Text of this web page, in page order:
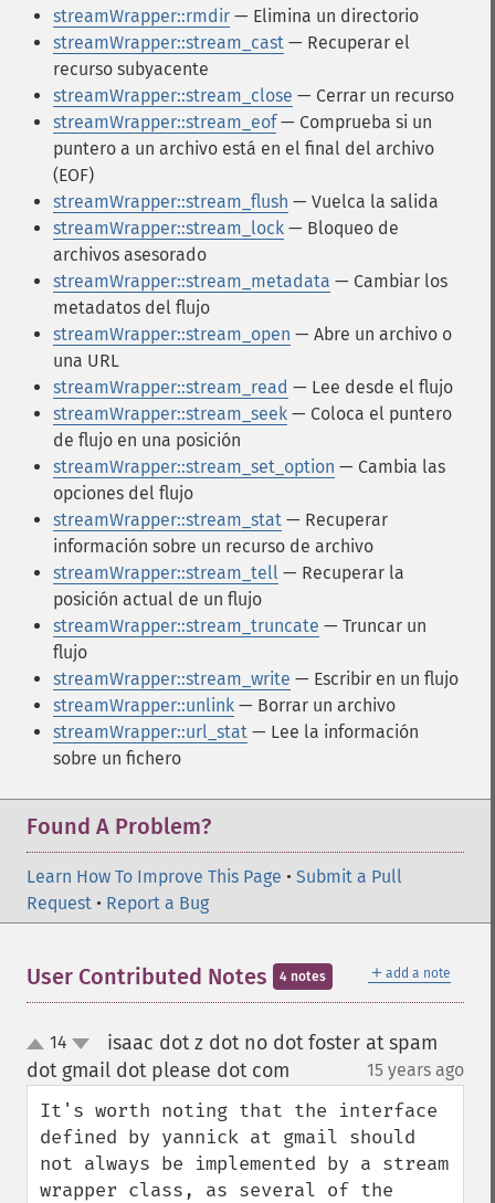
streamWrapper::rmdir — Elimina un directorio
streamWrapper::stream_cast — Recuperar el
recurso subyacente
streamWrapper::stream_close — Cerrar un recurso
streamWrapper::stream_eof— Comprueba si un
puntero a un archivo está en el final del archivo
(EOF)
streamWrapper::stream_flush — Vuelca la salida
streamWrapper::stream_lock — Bloqueo de
archivos asesorado
streamWrapper::stream_metadata — Cambiar los
metadatos del flujo
streamWrapper::stream_open — Abre un archivo o
una URL
streamWrapper::stream_read — Lee desde el flujo
streamWrapper::stream_seek — Coloca el puntero
de flujo en una posición
streamWrapper::stream_set_option — Cambia las
opciones del flujo
streamWrapper::stream_stat — Recuperar
información sobre un recurso de archivo
streamWrapper::stream_tell — Recuperar la
posición actual de un flujo
streamWrapper::stream_truncate — Truncar un
flujo
streamWrapper::stream_write — Escribir en un flujo
streamWrapper::unlink — Borrar un archivo
streamWrapper::url_stat — Lee la información
sobre un fichero
Found A Problem?
Learn How To Improve This Page • Submit a Pull
Request • Report a Bug
＋ add a note
User Contributed Notes 4 notes
up
down
14
isaac dot z dot no dot foster at spam
dot gmail dot please dot com
15 years ago
It's worth noting that the interface
defined by yannick at gmail should
not always be implemented by a stream
wrapper class, as several of the